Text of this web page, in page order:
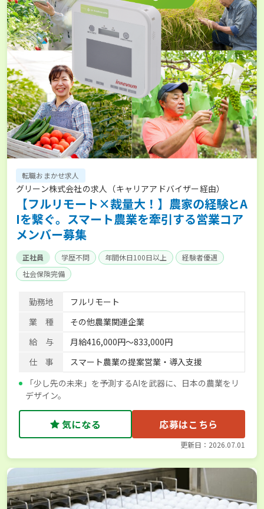
転職おまかせ求人
グリーン株式会社の求人（キャリアアドバイザー経由）
【フルリモート×裁量大！】農家の経験とA
Iを繋ぐ。スマート農業を牽引する営業コア
メンバー募集
正社員 学歴不問 年間休日100日以上
経験者優遇
社会保険完備
勤務地
フルリモート
業 種
その他農業関連企業
給 与
月給416,000円～833,000円
仕 事
スマート農業の提案営業・導入支援
「少し先の未来」を予測するAIを武器に、日本の農業をリ
デザイン。
気になる 応募はこちら
更新日：2026.07.01